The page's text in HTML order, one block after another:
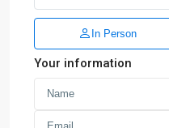
In Person
Your information